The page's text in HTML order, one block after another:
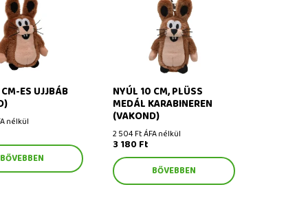
es ujjbáb (Vakond)
ES UJJBÁB
nélkül
BŐVEBBEN
Nyúl 10 cm, plüss medál
karabineren (Vakond)
NYÚL 10 CM, PLÜSS
MEDÁL KARABINEREN
(VAKOND)
2 504 Ft ÁFA nélkül
3 180 Ft
BŐVEBBEN